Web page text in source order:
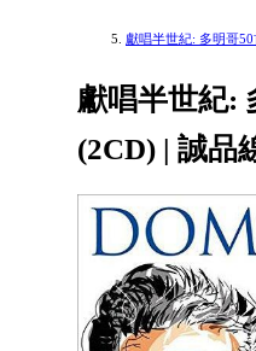
獻唱半世紀: 多明哥
獻唱半世紀:
(2CD) | 誠品